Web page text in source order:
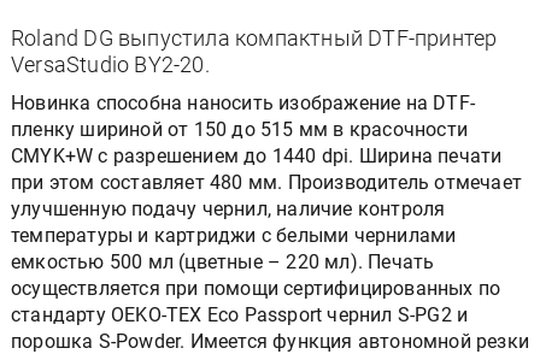
Roland DG выпустила компактный DTF-принтер
VersaStudio BY2-20.
Новинка способна наносить изображение на DTF-
пленку шириной от 150 до 515 мм в красочности
CMYK+W с разрешением до 1440 dpi. Ширина печати
при этом составляет 480 мм. Производитель отмечает
улучшенную подачу чернил, наличие контроля
температуры и картриджи с белыми чернилами
емкостью 500 мл (цветные – 220 мл). Печать
осуществляется при помощи сертифицированных по
стандарту OEKO-TEX Eco Passport чернил S-PG2 и
порошка S-Powder. Имеется функция автономной резки